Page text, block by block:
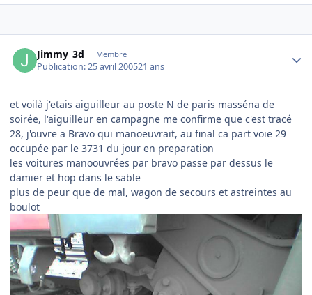
Jimmy_3d Membre
Publication:25 avril 200521 ans
et voilà j'etais aiguilleur au poste N de paris masséna de
soirée, l'aiguilleur en campagne me confirme que c'est tracé
28, j'ouvre a Bravo qui manoeuvrait, au final ca part voie 29
occupée par le 3731 du jour en preparation
les voitures manoouvrées par bravo passe par dessus le
damier et hop dans le sable
plus de peur que de mal, wagon de secours et astreintes au
boulot